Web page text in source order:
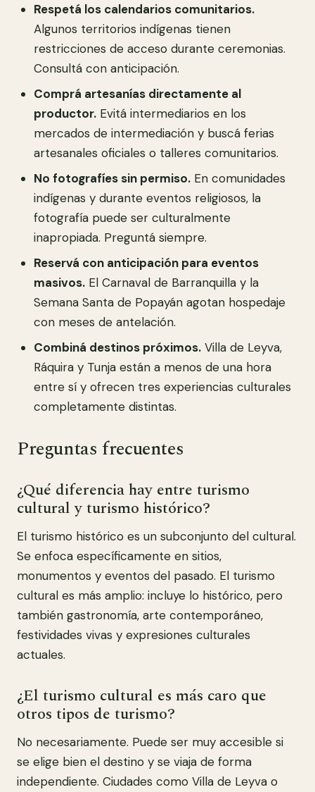
Respetá los calendarios comunitarios.
Algunos territorios indígenas tienen
restricciones de acceso durante ceremonias.
Consultá con anticipación.
Comprá artesanías directamente al
productor. Evitá intermediarios en los
mercados de intermediación y buscá ferias
artesanales oficiales o talleres comunitarios.
No fotografíes sin permiso. En comunidades
indígenas y durante eventos religiosos, la
fotografía puede ser culturalmente
inapropiada. Preguntá siempre.
Reservá con anticipación para eventos
masivos. El Carnaval de Barranquilla y la
Semana Santa de Popayán agotan hospedaje
con meses de antelación.
Combiná destinos próximos. Villa de Leyva,
Ráquira y Tunja están a menos de una hora
entre sí y ofrecen tres experiencias culturales
completamente distintas.
Preguntas frecuentes
¿Qué diferencia hay entre turismo
cultural y turismo histórico?
El turismo histórico es un subconjunto del cultural.
Se enfoca específicamente en sitios,
monumentos y eventos del pasado. El turismo
cultural es más amplio: incluye lo histórico, pero
también gastronomía, arte contemporáneo,
festividades vivas y expresiones culturales
actuales.
¿El turismo cultural es más caro que
otros tipos de turismo?
No necesariamente. Puede ser muy accesible si
se elige bien el destino y se viaja de forma
independiente. Ciudades como Villa de Leyva o